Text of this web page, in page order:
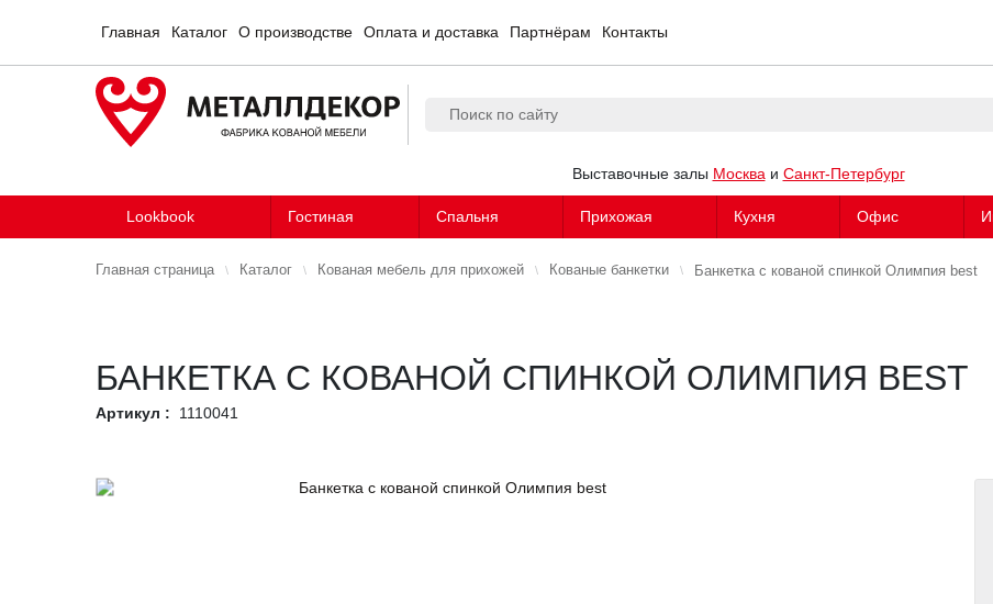
Главная Каталог О производстве Оплата и доставка Партнёрам Контакты
Выставочные залы Москва и Санкт-Петербург
Lookbook Гостиная Спальня Прихожая Кухня Офис
Главная страница Каталог Кованая мебель для прихожей Кованые банкетки Банкетка с кованой спинкой Олимпия best
БАНКЕТКА С КОВАНОЙ СПИНКОЙ ОЛИМПИЯ BEST
Артикул : 1110041